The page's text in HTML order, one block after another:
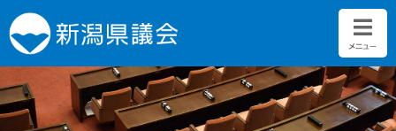
ー
ジ
の
先
頭
で
ニ
ュ
ー
を
飛
ば